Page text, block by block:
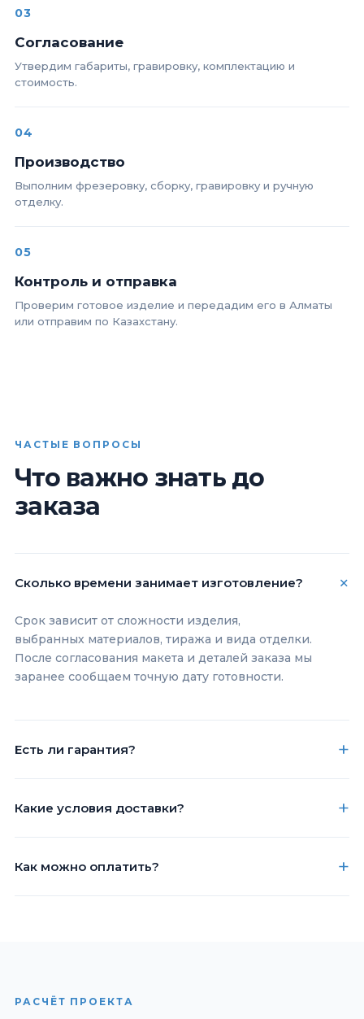
03
Согласование
Утвердим габариты, гравировку, комплектацию и
стоимость.
04
Производство
Выполним фрезеровку, сборку, гравировку и ручную
отделку.
05
Контроль и отправка
Проверим готовое изделие и передадим его в Алматы
или отправим по Казахстану.
ЧАСТЫЕ ВОПРОСЫ
Что важно знать до
заказа
Сколько времени занимает изготовление?
Срок зависит от сложности изделия,
выбранных материалов, тиража и вида отделки.
После согласования макета и деталей заказа мы
заранее сообщаем точную дату готовности.
Есть ли гарантия?
Какие условия доставки?
Как можно оплатить?
РАСЧЁТ ПРОЕКТА